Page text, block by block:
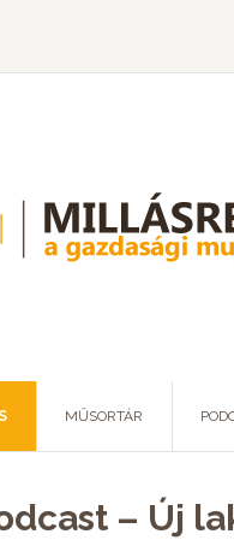
MŰSORTÁR
– Új